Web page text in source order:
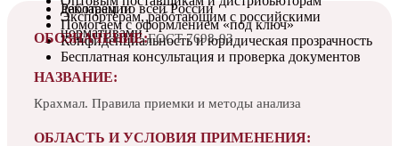
декларации
Экспортёрам, работающим с российскими
нормативами
Работаем по всей России
Помогаем с оформлением «под ключ»
Конфиденциальность и юридическая прозрачность
Бесплатная консультация и проверка документов
ОБОЗНАЧЕНИЕ:ГОСТ 7698-93
НАЗВАНИЕ:
Крахмал. Правила приемки и методы анализа
ОБЛАСТЬ И УСЛОВИЯ ПРИМЕНЕНИЯ: